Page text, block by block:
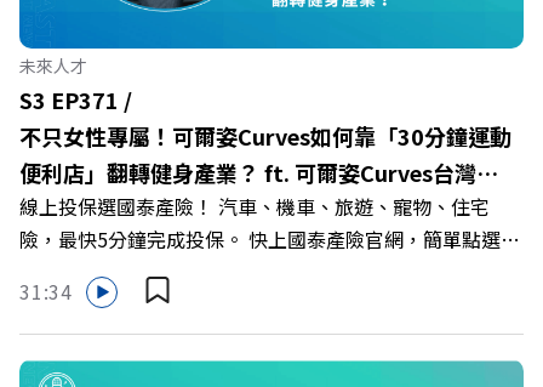
🔺一舉拿下4大USR專案！深耕地方的溫暖社會責任平台 主
持人／遠見雜誌副社長兼遠見智庫總編輯 李建興 與談人／
樹德科技大學校長 王昭雄 +++++ 🎂歡慶遠見40歲生日！手
速搶下破天荒的獨家優惠
>>>https://gvmkt.pse.is/9e5pbz ✨關注《遠見》更多的社
群： LINE：https://reurl.cc/A4ELQp IG：
https://bit.ly/3AjBWNV YT：https://bit.ly/38jNi9k
Powered by Firstory Hosting
未來人才
S3 EP371 /
不只女性專屬！可爾姿Curves如何靠「30分鐘運動
便利店」翻轉健身產業？ ft. 可爾姿Curves台灣執
行長林宏遠
線上投保選國泰產險！ 汽車、機車、旅遊、寵物、住宅
險，最快5分鐘完成投保。 快上國泰產險官網，簡單點選，
保障立即到位！ https://fstry.pse.is/9eddvv —— 以上為
Firstory Podcast 廣告 —— 在健康意識抬頭、健身產業百
家爭鳴的激烈浪潮下，傳統的健身房該如何轉型突圍？ 本
集《遠見ON AIR》邀請到可爾姿Curves台灣執行長林宏
31:34